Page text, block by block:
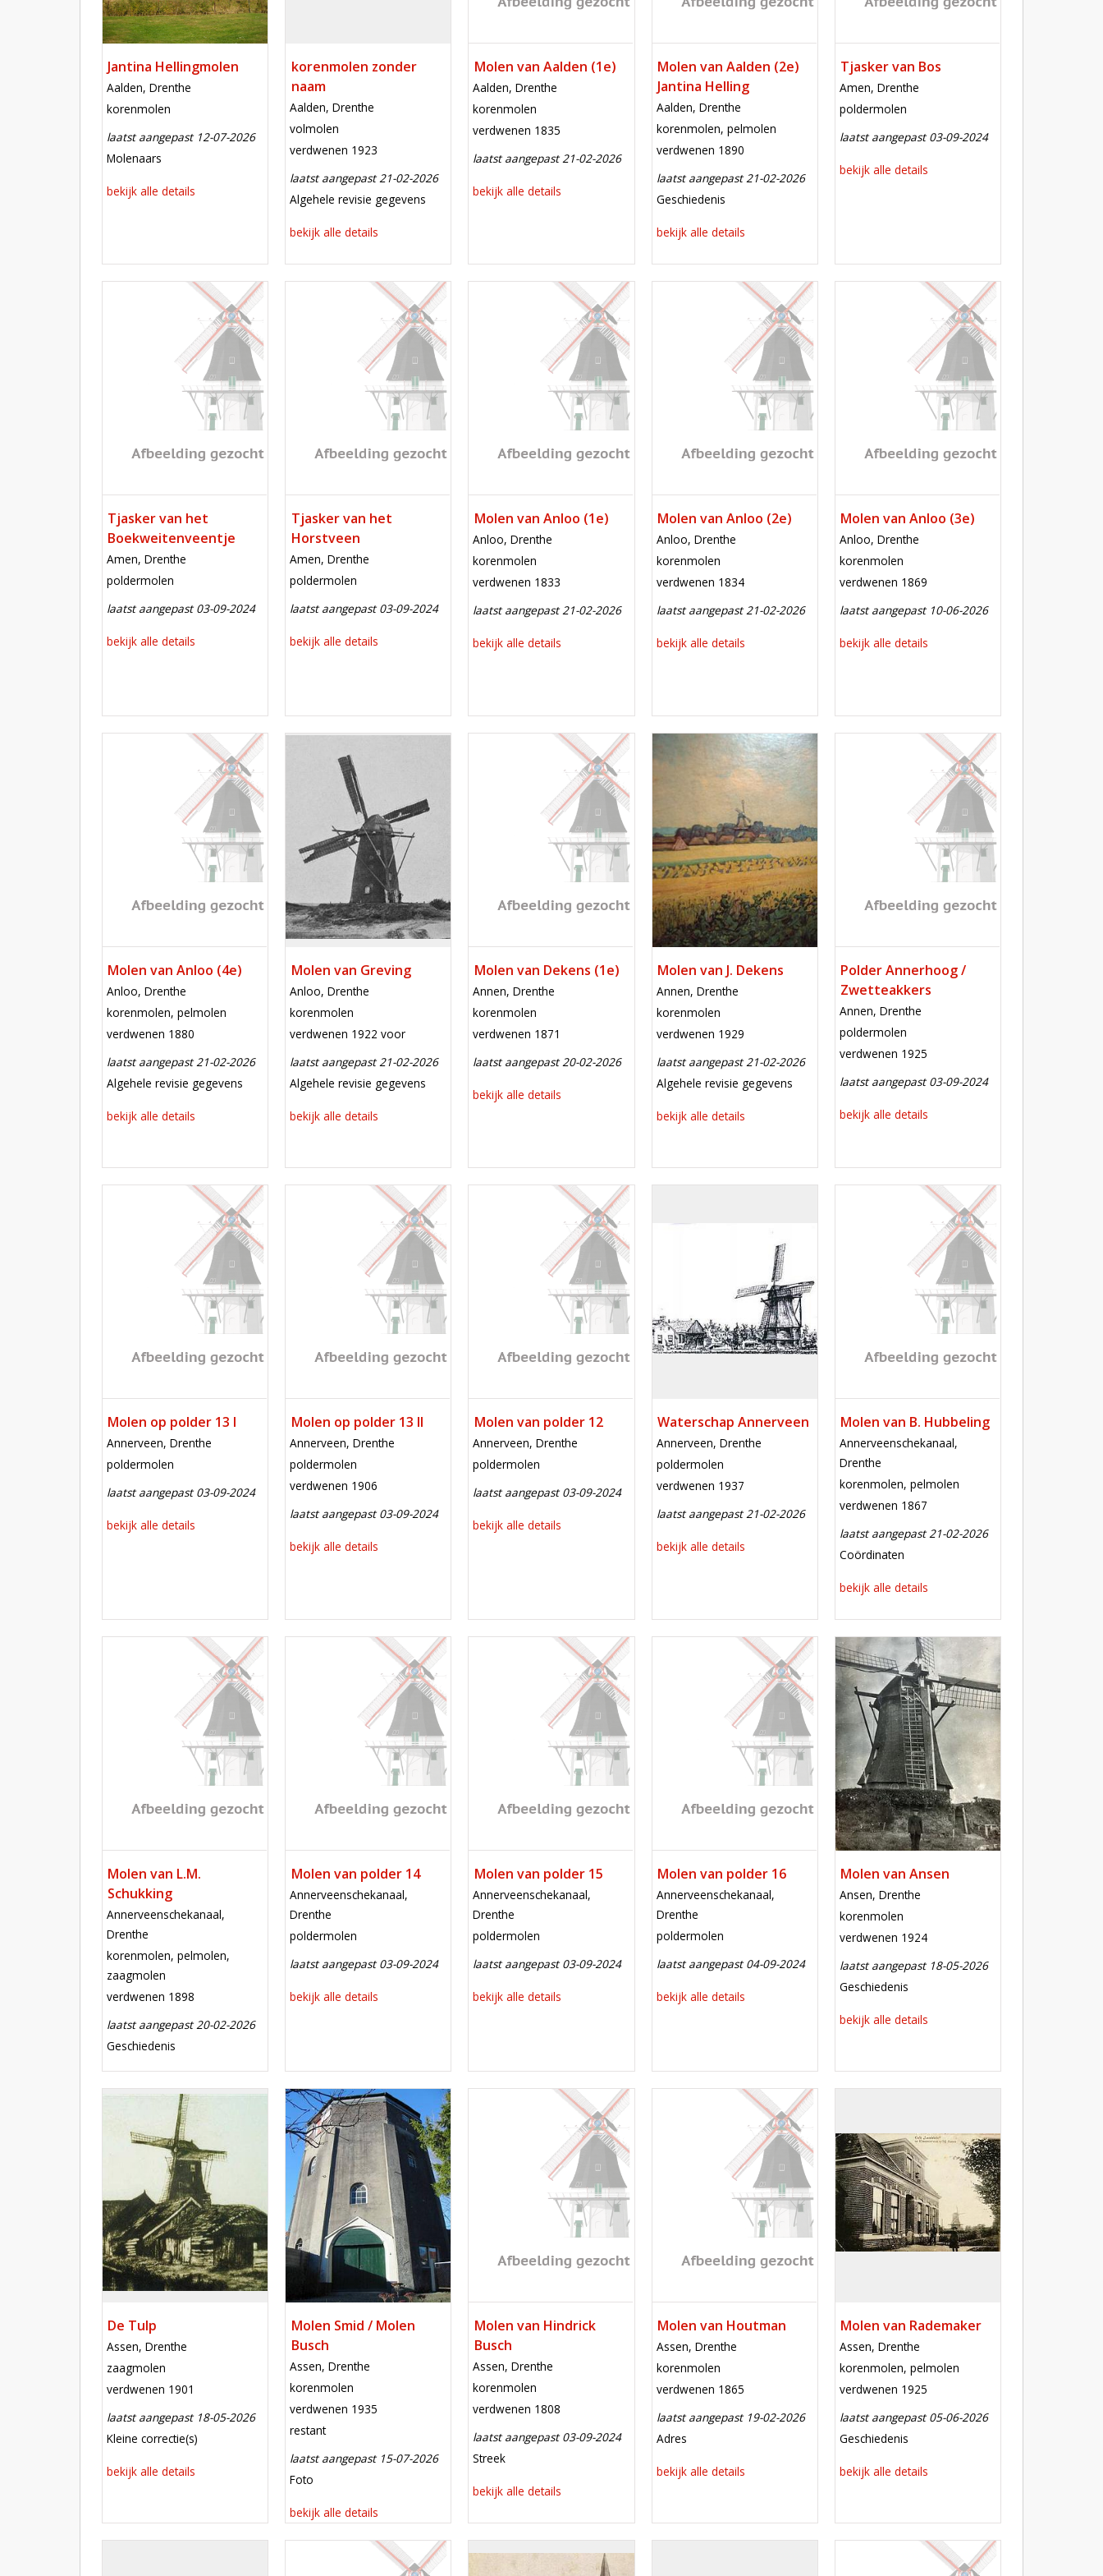
Jantina Hellingmolen
locatie
Aalden, Drenthe
functie
korenmolen
laatst aangepast 12-07-2026
meest recente aanpassing
Molenaars
bekijk alle details
korenmolen zonder
naam
locatie
Aalden, Drenthe
functie
volmolen
verdwenen
verdwenen 1923
laatst aangepast 21-02-2026
meest recente aanpassing
Algehele revisie gegevens
bekijk alle details
Molen van Aalden (1e)
locatie
Aalden, Drenthe
functie
korenmolen
verdwenen
verdwenen 1835
laatst aangepast 21-02-2026
bekijk alle details
Molen van Aalden (2e)
Jantina Helling
locatie
Aalden, Drenthe
functie
korenmolen, pelmolen
verdwenen
verdwenen 1890
laatst aangepast 21-02-2026
meest recente aanpassing
Geschiedenis
bekijk alle details
Tjasker van Bos
locatie
Amen, Drenthe
functie
poldermolen
laatst aangepast 03-09-2024
bekijk alle details
Tjasker van het
Boekweitenveentje
locatie
Amen, Drenthe
functie
poldermolen
laatst aangepast 03-09-2024
bekijk alle details
Tjasker van het
Horstveen
locatie
Amen, Drenthe
functie
poldermolen
laatst aangepast 03-09-2024
bekijk alle details
Molen van Anloo (1e)
locatie
Anloo, Drenthe
functie
korenmolen
verdwenen
verdwenen 1833
laatst aangepast 21-02-2026
bekijk alle details
Molen van Anloo (2e)
locatie
Anloo, Drenthe
functie
korenmolen
verdwenen
verdwenen 1834
laatst aangepast 21-02-2026
bekijk alle details
Molen van Anloo (3e)
locatie
Anloo, Drenthe
functie
korenmolen
verdwenen
verdwenen 1869
laatst aangepast 10-06-2026
bekijk alle details
Molen van Anloo (4e)
locatie
Anloo, Drenthe
functie
korenmolen, pelmolen
verdwenen
verdwenen 1880
laatst aangepast 21-02-2026
meest recente aanpassing
Algehele revisie gegevens
bekijk alle details
Molen van Greving
locatie
Anloo, Drenthe
functie
korenmolen
verdwenen
verdwenen 1922 voor
laatst aangepast 21-02-2026
meest recente aanpassing
Algehele revisie gegevens
bekijk alle details
Molen van Dekens (1e)
locatie
Annen, Drenthe
functie
korenmolen
verdwenen
verdwenen 1871
laatst aangepast 20-02-2026
bekijk alle details
Molen van J. Dekens
locatie
Annen, Drenthe
functie
korenmolen
verdwenen
verdwenen 1929
laatst aangepast 21-02-2026
meest recente aanpassing
Algehele revisie gegevens
bekijk alle details
Polder Annerhoog /
Zwetteakkers
locatie
Annen, Drenthe
functie
poldermolen
verdwenen
verdwenen 1925
laatst aangepast 03-09-2024
bekijk alle details
Molen op polder 13 I
locatie
Annerveen, Drenthe
functie
poldermolen
laatst aangepast 03-09-2024
bekijk alle details
Molen op polder 13 II
locatie
Annerveen, Drenthe
functie
poldermolen
verdwenen
verdwenen 1906
laatst aangepast 03-09-2024
bekijk alle details
Molen van polder 12
locatie
Annerveen, Drenthe
functie
poldermolen
laatst aangepast 03-09-2024
bekijk alle details
Waterschap Annerveen
locatie
Annerveen, Drenthe
functie
poldermolen
verdwenen
verdwenen 1937
laatst aangepast 21-02-2026
bekijk alle details
Molen van B. Hubbeling
locatie
Annerveenschekanaal,
Drenthe
functie
korenmolen, pelmolen
verdwenen
verdwenen 1867
laatst aangepast 21-02-2026
meest recente aanpassing
Coördinaten
bekijk alle details
Molen van L.M.
Schukking
locatie
Annerveenschekanaal,
Drenthe
functie
korenmolen, pelmolen,
zaagmolen
verdwenen
verdwenen 1898
laatst aangepast 20-02-2026
meest recente aanpassing
Geschiedenis
Molen van polder 14
locatie
Annerveenschekanaal,
Drenthe
functie
poldermolen
laatst aangepast 03-09-2024
bekijk alle details
Molen van polder 15
locatie
Annerveenschekanaal,
Drenthe
functie
poldermolen
laatst aangepast 03-09-2024
bekijk alle details
Molen van polder 16
locatie
Annerveenschekanaal,
Drenthe
functie
poldermolen
laatst aangepast 04-09-2024
bekijk alle details
Mill
Molen van Ansen
locatie
Ansen, Drenthe
functie
korenmolen
verdwenen
verdwenen 1924
laatst aangepast 18-05-2026
meest recente aanpassing
Geschiedenis
bekijk alle details
De Tulp
locatie
Assen, Drenthe
functie
zaagmolen
verdwenen
verdwenen 1901
laatst aangepast 18-05-2026
meest recente aanpassing
Kleine correctie(s)
bekijk alle details
Mill
Molen Smid / Molen
Busch
locatie
Assen, Drenthe
functie
korenmolen
verdwenen
verdwenen 1935
toestand
restant
laatst aangepast 15-07-2026
meest recente aanpassing
Foto
bekijk alle details
Molen van Hindrick
Busch
locatie
Assen, Drenthe
functie
korenmolen
verdwenen
verdwenen 1808
laatst aangepast 03-09-2024
meest recente aanpassing
Streek
bekijk alle details
Molen van Houtman
locatie
Assen, Drenthe
functie
korenmolen
verdwenen
verdwenen 1865
laatst aangepast 19-02-2026
meest recente aanpassing
Adres
bekijk alle details
Molen van Rademaker
locatie
Assen, Drenthe
functie
korenmolen, pelmolen
verdwenen
verdwenen 1925
laatst aangepast 05-06-2026
meest recente aanpassing
Geschiedenis
bekijk alle details
Mill